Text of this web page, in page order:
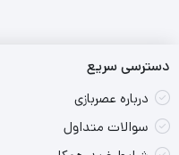
دسترسی سریع
درباره عصربازی
سوالات متداول